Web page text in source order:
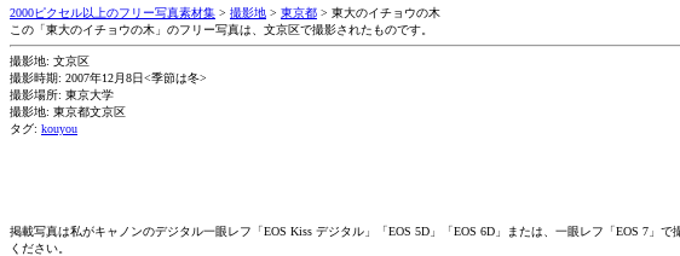
2000ピクセル以上のフリー写真素材集 > 撮影地 > 東京都 > 東大のイチョウの木
この「東大のイチョウの木」のフリー写真は、文京区で撮影されたものです。
撮影地: 文京区
撮影時期: 2007年12月8日<季節は冬>
撮影場所: 東京大学
撮影地: 東京都文京区
タグ: kouyou
掲載写真は私がキャノンのデジタル一眼レフ「EOS Kiss デジタル」「EOS 5D」「EOS 6D」または、一眼レフ「EOS 7
ください。